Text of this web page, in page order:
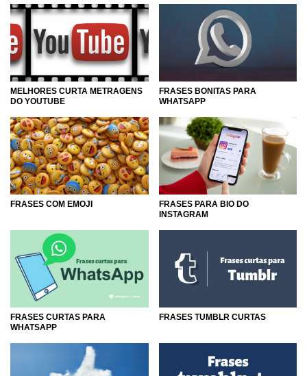
MELHORES CURTA METRAGENS
DO YOUTUBE
FRASES BONITAS PARA
WHATSAPP
FRASES COM EMOJI
FRASES PARA BIO DO
INSTAGRAM
FRASES CURTAS PARA
WHATSAPP
FRASES TUMBLR CURTAS